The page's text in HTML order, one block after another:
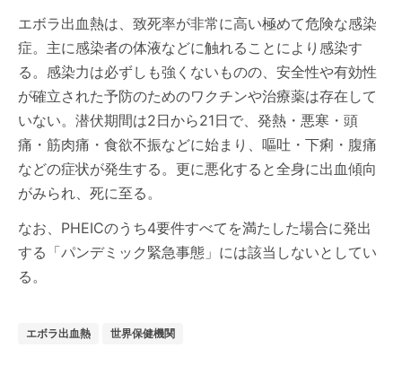
エボラ出血熱は、致死率が非常に高い極めて危険な感染
症。主に感染者の体液などに触れることにより感染す
る。感染力は必ずしも強くないものの、安全性や有効性
が確立された予防のためのワクチンや治療薬は存在して
いない。潜伏期間は2日から21日で、発熱・悪寒・頭
痛・筋肉痛・食欲不振などに始まり、嘔吐・下痢・腹痛
などの症状が発生する。更に悪化すると全身に出血傾向
がみられ、死に至る。
なお、PHEICのうち4要件すべてを満たした場合に発出
する「パンデミック緊急事態」には該当しないとしてい
る。
エボラ出血熱 世界保健機関